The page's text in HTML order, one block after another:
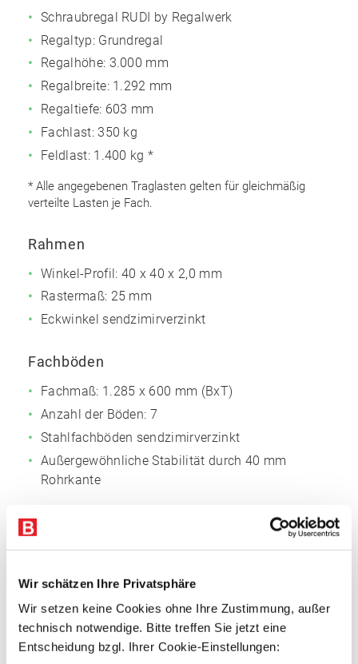
Wir schätzen Ihre Privatsphäre
Wir setzen keine Cookies ohne Ihre Zustimmung, außer
technisch notwendige. Bitte treffen Sie jetzt eine
Entscheidung bzgl. Ihrer Cookie-Einstellungen:
Schraubregal RUDI by Regalwerk
Regaltyp: Grundregal
Regalhöhe: 3.000 mm
Regalbreite: 1.292 mm
Regaltiefe: 603 mm
Fachlast: 350 kg
Feldlast: 1.400 kg *
* Alle angegebenen Traglasten gelten für gleichmäßig
verteilte Lasten je Fach.
Rahmen
Winkel-Profil: 40 x 40 x 2,0 mm
Rastermaß: 25 mm
Eckwinkel sendzimirverzinkt
Fachböden
Fachmaß: 1.285 x 600 mm (BxT)
Anzahl der Böden: 7
Stahlfachböden sendzimirverzinkt
Außergewöhnliche Stabilität durch 40 mm
Rohrkante
Vorteile
Attraktives Preis-Leistungs-Verhältnis
Einfache Montage